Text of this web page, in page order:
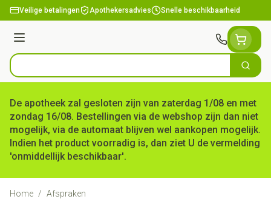
Ga naar de inhoud
Veilige betalingen Apothekersadvies Snelle beschikbaarheid
Menu
Product, merk, categorie... Zoek
De apotheek zal gesloten zijn van zaterdag 1/08 en met
zondag 16/08. Bestellingen via de webshop zijn dan niet
mogelijk, via de automaat blijven wel aankopen mogelijk.
Indien het product voorradig is, dan ziet U de vermelding
'onmiddellijk beschikbaar'.
Home / Afspraken